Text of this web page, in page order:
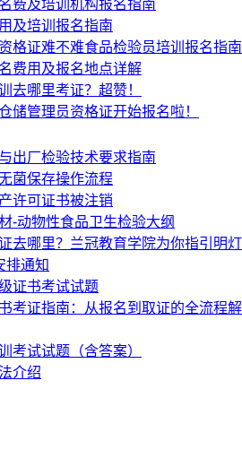
费及培训机构报名指南
及培训报名指南
格证难不难食品检验员培训报名指南
费用及报名地点详解
去哪里考证？超赞！
储管理员资格证开始报名啦！
出厂检验技术要求指南
菌保存操作流程
许可证书被注销
-动物性食品卫生检验大纲
去哪里？兰冠教育学院为你指引明灯
排通知
证书考试试题
考证指南：从报名到取证的全流程解
考试试题（含答案）
介绍